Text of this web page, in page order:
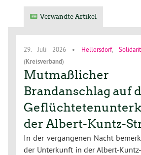
Verwandte Artikel
29. Juli 2026 • Hellersdorf,
(Kreisverband)
Mutmaßlicher
Brandanschlag auf
der Albert-Kuntz-
In der vergangenen Nacht
der Unterkunft in der Albert-